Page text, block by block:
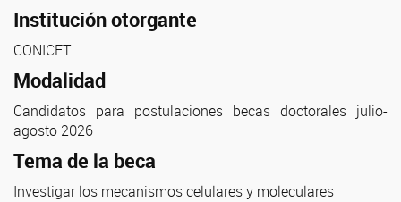
Institución otorgante
CONICET
Modalidad
Candidatos para postulaciones becas doctorales julio-
agosto 2026
Tema de la beca
Investigar los mecanismos celulares y moleculares